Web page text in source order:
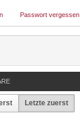
Passwort vergessen
Letzte zuerst